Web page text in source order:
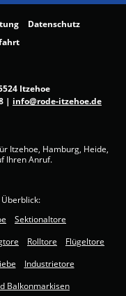
Datenschutz
Itzehoe
| info@rode-itzehoe.de
Itzehoe, Hamburg, Heide,
Ihren Anruf.
Sektionaltore
Rolltore
Flügeltore
Industrietore
Balkonmarkisen